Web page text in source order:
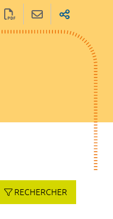
RECHERCHER